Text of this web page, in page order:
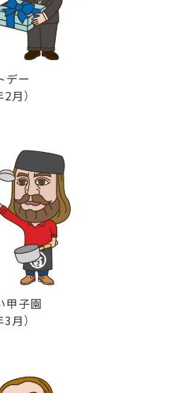
デー
月）
甲子園
月）